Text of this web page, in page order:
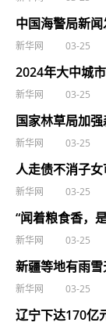
中国海警局新
新华网 03-25
2024年大中城
新华网 03-25
国家林草局加
新华网 03-25
人走债不消子
新华网 03-25
“闻着粮食香，
新华网 03-25
新疆等地有雨
新华网 03-25
辽宁下达170亿